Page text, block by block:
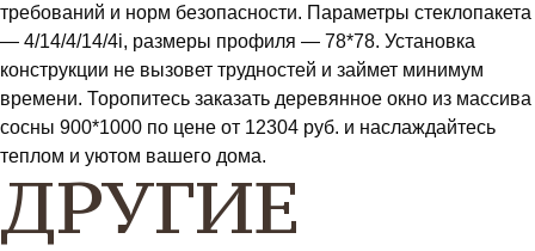
требований и норм безопасности. Параметры стеклопакета
— 4/14/4/14/4i, размеры профиля — 78*78. Установка
конструкции не вызовет трудностей и займет минимум
времени. Торопитесь заказать деревянное окно из массива
сосны 900*1000 по цене от 12304 руб. и наслаждайтесь
теплом и уютом вашего дома.
ДРУГИЕ